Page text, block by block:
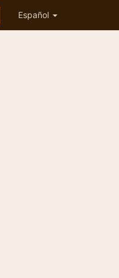
Español